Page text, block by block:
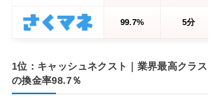
99.7% 5分
1位：キャッシュネクスト｜業界最高クラス
の換金率98.7％